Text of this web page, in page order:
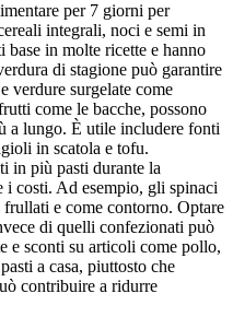
per 7 giorni per
integrali, noci e semi in
base in molte ricette e hanno
di stagione può garantire
verdure surgelate come
come le bacche, possono
a lungo. È utile includere fonti
in scatola e tofu.
in più pasti durante la
i costi. Ad esempio, gli spinaci
frullati e come contorno. Optare
di quelli confezionati può
e sconti su articoli come pollo,
a casa, piuttosto che
contribuire a ridurre